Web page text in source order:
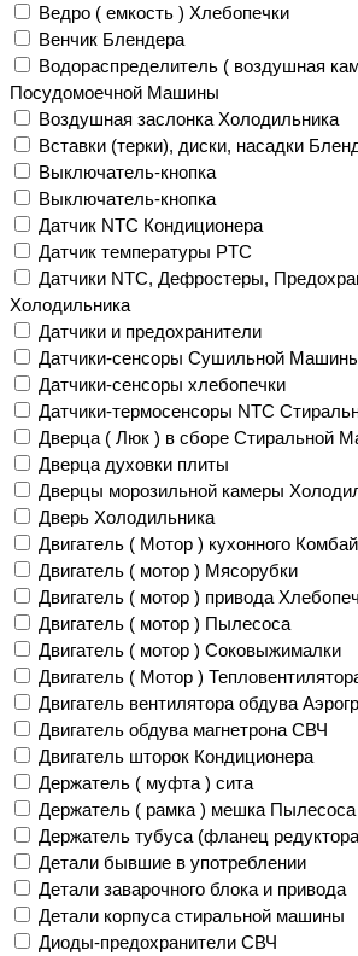
Ведро ( емкость ) Хлебопечки
Венчик Блендера
Водораспределитель ( воздушная
Посудомоечной Машины
Воздушная заслонка Холодильника
Вставки (терки), диски, насадки
Выключатель-кнопка
Выключатель-кнопка
Датчик NTC Кондиционера
Датчик температуры PTC
Датчики NTC, Дефростеры,
Холодильника
Датчики и предохранители
Датчики-сенсоры Сушильной
Датчики-сенсоры хлебопечки
Датчики-термосенсоры NTC
Дверца ( Люк ) в сборе Стиральной
Дверца духовки плиты
Дверцы морозильной камеры
Дверь Холодильника
Двигатель ( Мотор ) кухонного
Двигатель ( мотор ) Мясорубки
Двигатель ( мотор ) привода
Двигатель ( мотор ) Пылесоса
Двигатель ( мотор ) Соковыжималки
Двигатель ( Мотор )
Двигатель вентилятора обдува
Двигатель обдува магнетрона СВЧ
Двигатель шторок Кондиционера
Держатель ( муфта ) сита
Держатель ( рамка ) мешка Пылесоса
Держатель тубуса (фланец
Детали бывшие в употреблении
Детали заварочного блока и привода
Детали корпуса стиральной машины
Диоды-предохранители СВЧ